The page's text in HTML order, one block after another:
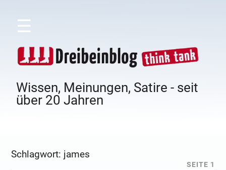
☰
Wissen, Meinungen, Satire - seit
über 20 Jahren
Schlagwort: james
SEITE 1